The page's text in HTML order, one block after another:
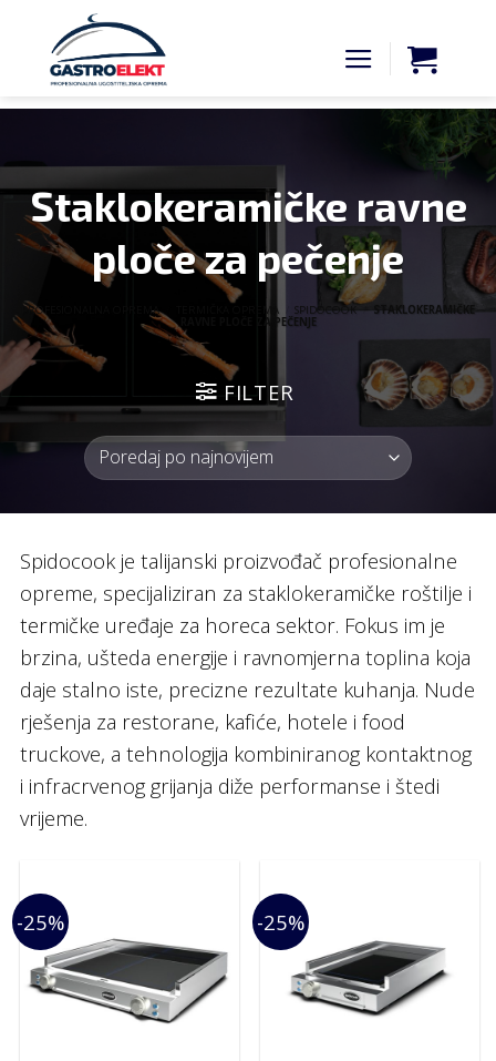
content
Staklokeramičke ravne
ploče za pečenje
PROFESIONALNA OPREMA TERMIČKA OPREMA SPIDOCOOK / STAKLOKERAMIČKE
RAVNE PLOČE ZA PEČENJE
FILTER
Spidocook je talijanski proizvođač profesionalne
opreme, specijaliziran za staklokeramičke roštilje i
termičke uređaje za horeca sektor. Fokus im je
brzina, ušteda energije i ravnomjerna toplina koja
daje stalno iste, precizne rezultate kuhanja. Nude
rješenja za restorane, kafiće, hotele i food
truckove, a tehnologija kombiniranog kontaktnog
i infracrvenog grijanja diže performanse i štedi
vrijeme.
-25% -25%